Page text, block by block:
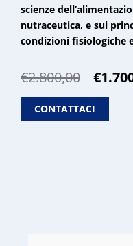
scienze
nutraceutica, e sui
condizioni fisiologiche
€2.800,00
Il
era:
€
CONTATTACI